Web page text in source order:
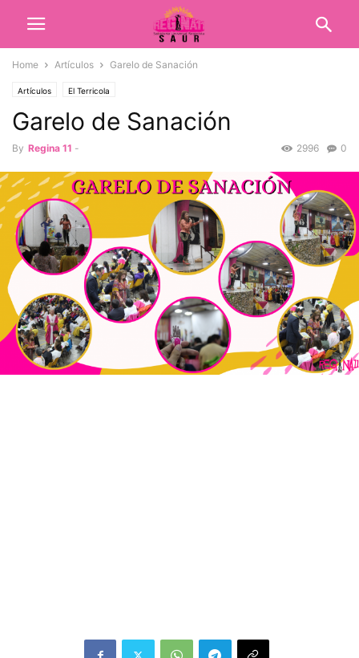
Home Artículos Garelo de Sanación
Artículos El Terricola
Garelo de Sanación
By Regina 11 - 0
2996